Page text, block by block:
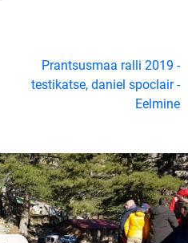
Prantsusmaa ralli 2019 -
testikatse, daniel spoclair -
Eelmine